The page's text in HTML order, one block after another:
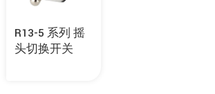
R13-5 系列 摇
头切换开关